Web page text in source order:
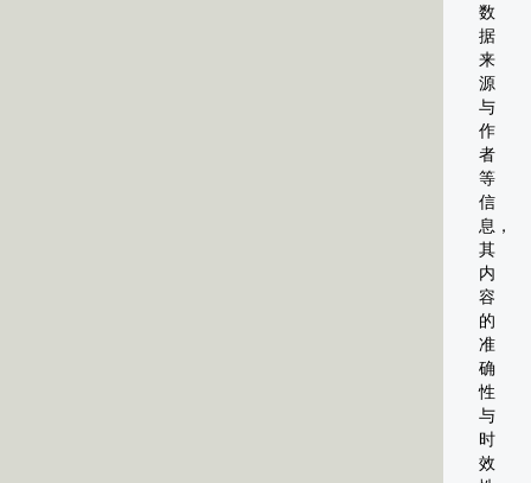
数
据
来
源
与
作
者
等
信
息，
其
内
容
的
准
确
性
与
时
效